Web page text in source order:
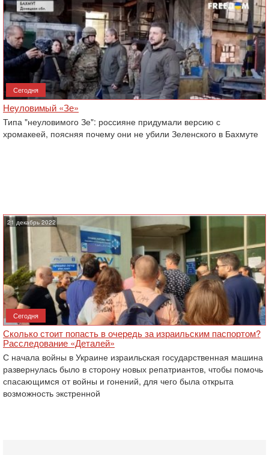
Сегодня
Неуловимый «Зе»
Типа "неуловимого Зе": россияне придумали версию с
хромакеей, поясняя почему они не убили Зеленского в Бахмуте
21 декабрь 2022
Сегодня
Сколько стоит попасть в очередь за израильским паспортом?
Расследование «Деталей»
С начала войны в Украине израильская государственная машина
развернулась было в сторону новых репатриантов, чтобы помочь
спасающимся от войны и гонений, для чего была открыта
возможность экстренной